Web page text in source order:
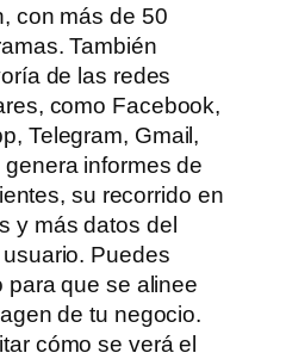
con más de 50
También
de las redes
como Facebook,
Telegram, Gmail,
informes de
su recorrido en
y más datos del
Puedes
para que se alinee
de tu negocio.
cómo se verá el